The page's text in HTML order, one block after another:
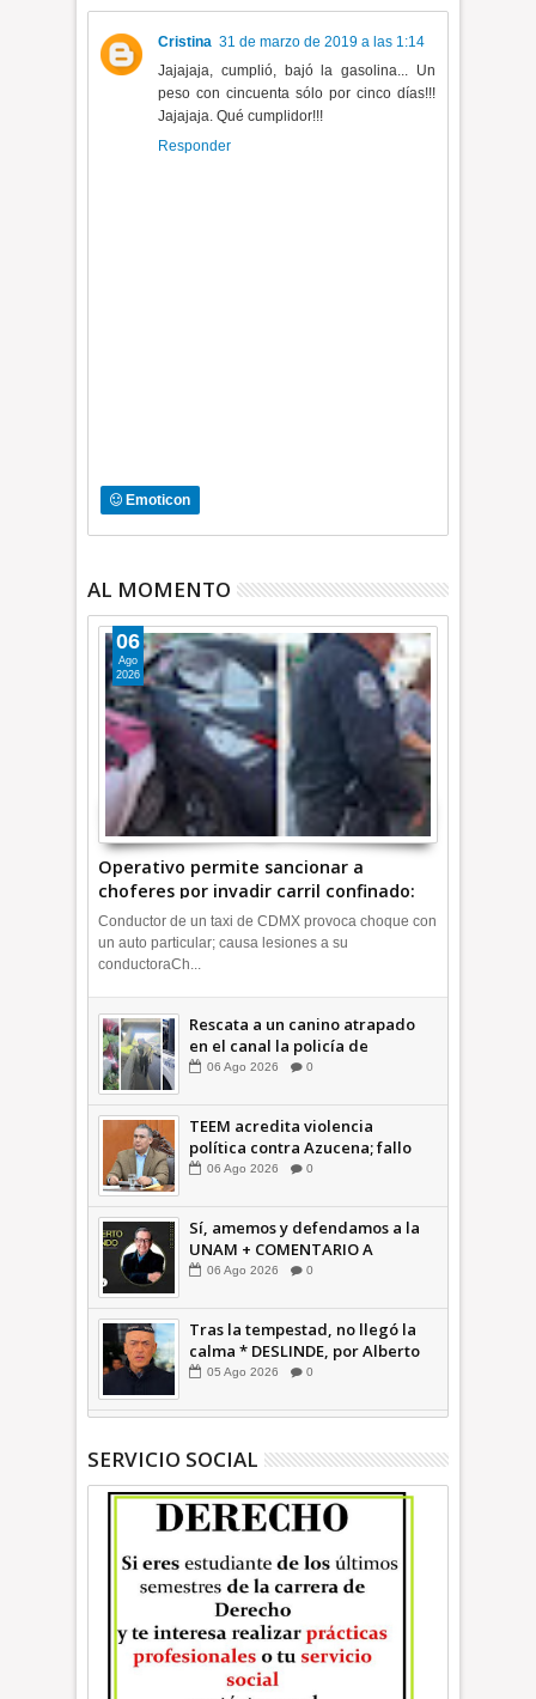
Cristina 31 de marzo de 2019 a las 1:14
Jajajaja, cumplió, bajó la gasolina... Un
peso con cincuenta sólo por cinco días!!!
Jajajaja. Qué cumplidor!!!
Responder
Emoticon
AL MOMENTO
Operativo permite sancionar a
choferes por invadir carril confinado:
Ecatepec +Video | INFORMATIVA
06
Ago
2026
Conductor de un taxi de CDMX provoca choque con
un auto particular; causa lesiones a su
conductoraCh...
Rescata a un canino atrapado
en el canal la policía de
Ecatepec INFORMATIVA
06 Ago 2026 0
TEEM acredita violencia
política contra Azucena; fallo
confirma guerra sucia: Octavio
06 Ago 2026 0
Sí, amemos y defendamos a la
UNAM + COMENTARIO A
TIEMPO
06 Ago 2026 0
Tras la tempestad, no llegó la
calma * DESLINDE, por Alberto
Witvrun OPINIÓN
05 Ago 2026 0
SERVICIO SOCIAL